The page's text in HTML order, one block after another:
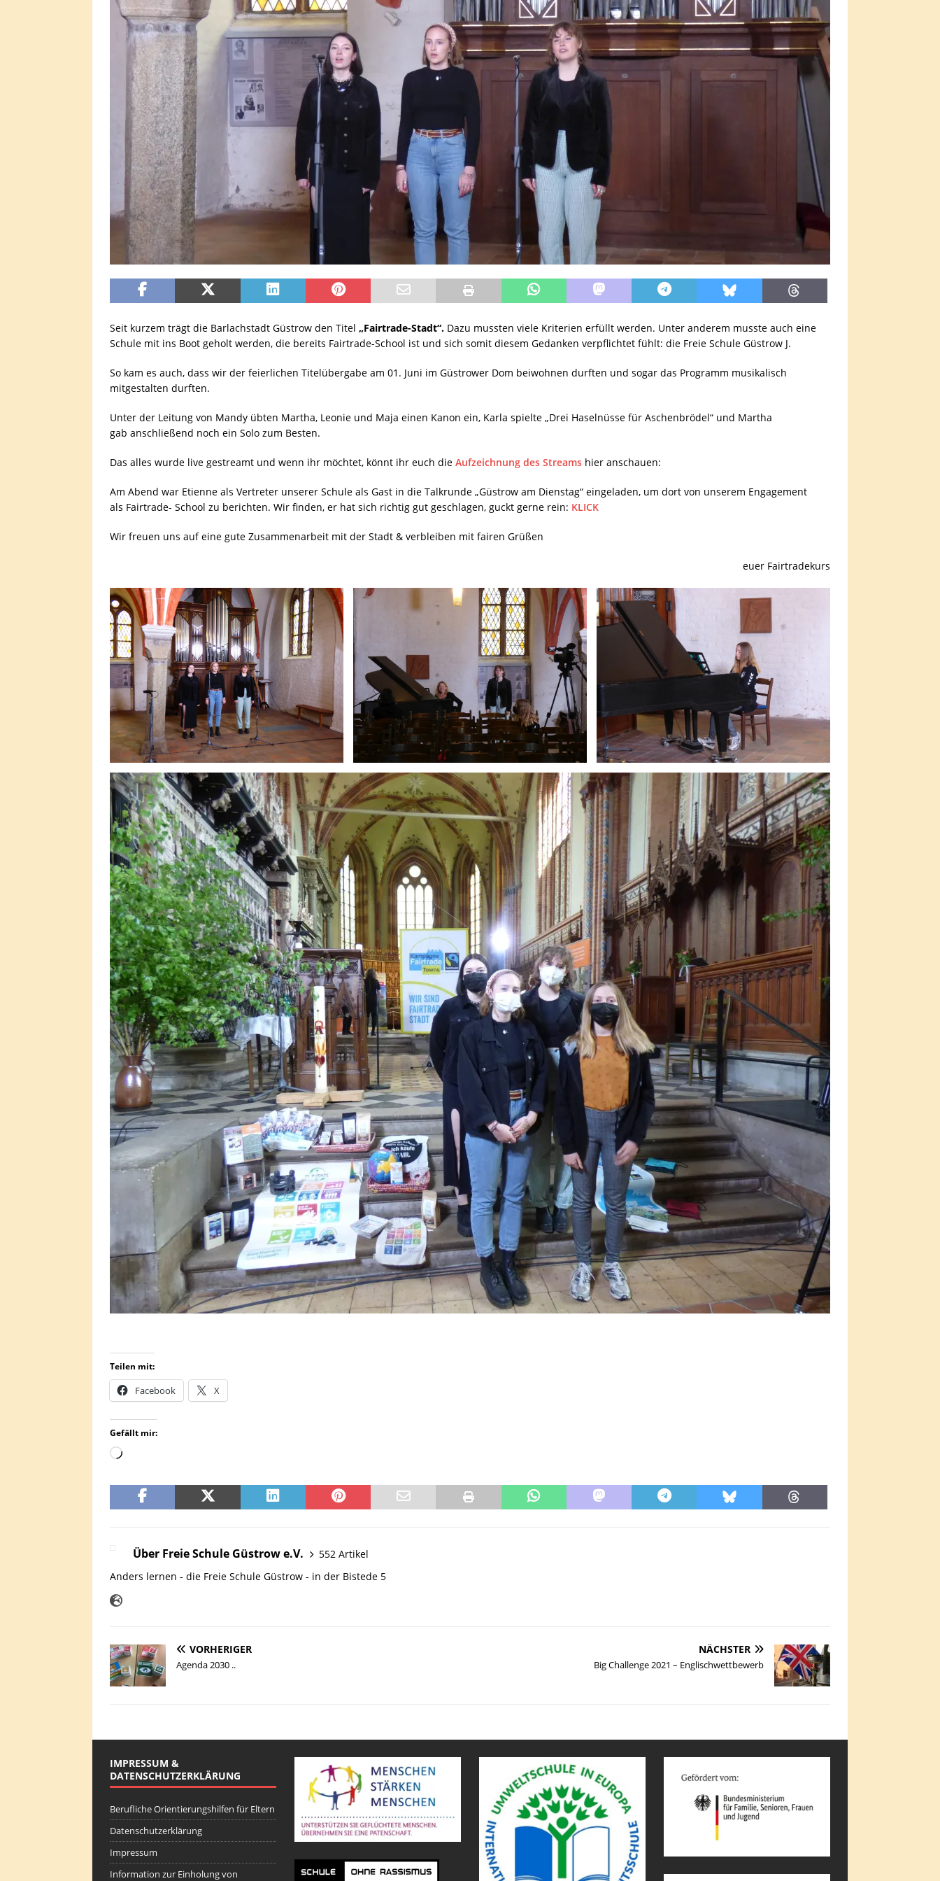
Seit kurzem trägt die Barlachstadt Güstrow den Titel „Fairtrade-Stadt“. Dazu mussten viele Kriterien erfüllt werden. Unter anderem musste auch eine
Schule mit ins Boot geholt werden, die bereits Fairtrade-School ist und sich somit diesem Gedanken verpflichtet fühlt: die Freie Schule Güstrow J.
So kam es auch, dass wir der feierlichen Titelübergabe am 01. Juni im Güstrower Dom beiwohnen durften und sogar das Programm musikalisch
mitgestalten durften.
Unter der Leitung von Mandy übten Martha, Leonie und Maja einen Kanon ein, Karla spielte „Drei Haselnüsse für Aschenbrödel“ und Martha
gab anschließend noch ein Solo zum Besten.
Das alles wurde live gestreamt und wenn ihr möchtet, könnt ihr euch die Aufzeichnung des Streams hier anschauen:
Am Abend war Etienne als Vertreter unserer Schule als Gast in die Talkrunde „Güstrow am Dienstag“ eingeladen, um dort von unserem Engagement
als Fairtrade- School zu berichten. Wir finden, er hat sich richtig gut geschlagen, guckt gerne rein: KLICK
Wir freuen uns auf eine gute Zusammenarbeit mit der Stadt & verbleiben mit fairen Grüßen
euer Fairtradekurs
Teilen mit:
Facebook X
Gefällt mir:
Über Freie Schule Güstrow e.V.
552 Artikel
Anders lernen - die Freie Schule Güstrow - in der Bistede 5
VORHERIGER
Agenda 2030 ..
NÄCHSTER
Big Challenge 2021 – Englischwettbewerb
IMPRESSUM &
DATENSCHUTZERKLÄRUNG
Berufliche Orientierungshilfen für Eltern
Datenschutzerklärung
Impressum
Information zur Einholung von